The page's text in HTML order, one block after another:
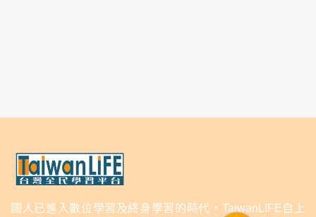
國人已進入數位學習及終身學習的時代，TaiwanLIFE自上